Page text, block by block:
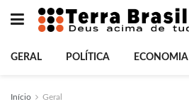
GERAL POLÍTICA ECONOMIA
Início Geral